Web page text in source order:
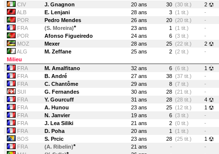
CIV
J. Gnagnon 20 ans 30 (30 tit.)
2
ALB
E. Lenjani 28 ans 3 (1 tit.)
-
POR
Pedro Mendes 26 ans 20 (20 tit.)
-
FRA
(S. Moreira)* 23 ans 1 (1 tit.)
-
POR
Afonso Figueiredo 24 ans 6 (3 tit.)
-
MOZ
Mexer 28 ans 25 (22 tit.)
2
ALG
M. Zeffane 25 ans 2 (2 tit.)
-
Milieu
FRA
M. Amalfitano 32 ans 6 (6 tit.)
1
FRA
B. André 27 ans 38 (37 tit.)
-
FRA
C. Chantôme 29 ans 8 (7 tit.)
-
SUI
G. Fernandes 30 ans 28 (21 tit.)
-
FRA
Y. Gourcuff 31 ans 28 (28 tit.)
4
FRA
A. Hunou 23 ans 25 (12 tit.)
1
FRA
N. Janvier 19 ans 6 (3 tit.)
-
FRA
J. Lea Siliki 21 ans 2 (0 tit.)
-
FRA
D. Poha 20 ans 1 (1 tit.)
-
BOS
S. Prcic 23 ans 28 (25 tit.)
1
FRA
(A. Ribelin)* 21 ans -
-